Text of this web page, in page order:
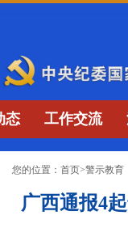
态 工作交流
您的位置： 首页>警示教育
广西通报4